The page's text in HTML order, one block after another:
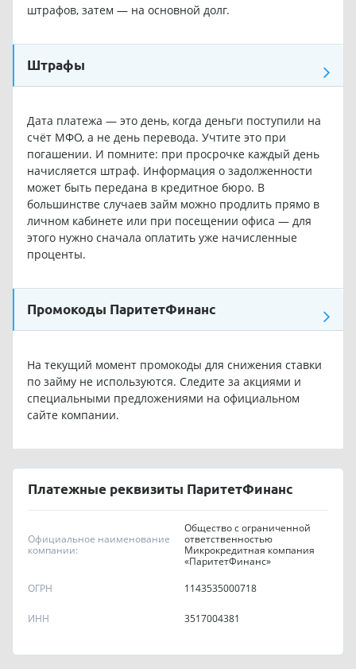
штрафов, затем — на основной долг.
Штрафы
Дата платежа — это день, когда деньги поступили на
счёт МФО, а не день перевода. Учтите это при
погашении. И помните: при просрочке каждый день
начисляется штраф. Информация о задолженности
может быть передана в кредитное бюро. В
большинстве случаев займ можно продлить прямо в
личном кабинете или при посещении офиса — для
этого нужно сначала оплатить уже начисленные
проценты.
Промокоды ПаритетФинанс
На текущий момент промокоды для снижения ставки
по займу не используются. Следите за акциями и
специальными предложениями на официальном
сайте компании.
Платежные реквизиты ПаритетФинанс
Официальное наименование
компании:
Общество с ограниченной
ответственностью
Микрокредитная компания
«ПаритетФинанс»
ОГРН
1143535000718
ИНН 3517004381